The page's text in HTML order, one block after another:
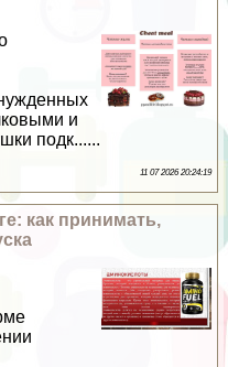
и
подк......
11 07 2026 20:24:19
как принимать,